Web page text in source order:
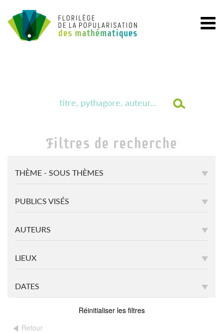
Filtres de recherche
THÈME - SOUS THÈMES
PUBLICS VISÉS
AUTEURS
LIEUX
DATES
Réinitialiser les filtres
Retour